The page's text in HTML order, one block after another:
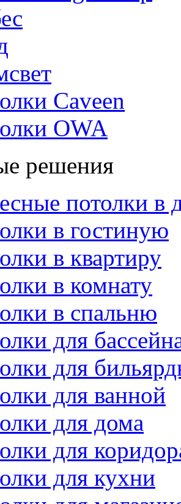
Caveen
OWA
решения
потолки в
в гостиную
в квартиру
в комнату
в спальню
для
для
для ванной
для дома
для
для кухни